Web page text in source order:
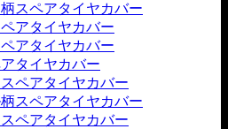
スペアタイヤカバー
アタイヤカバー
アタイヤカバー
タイヤカバー
ペアタイヤカバー
スペアタイヤカバー
ペアタイヤカバー